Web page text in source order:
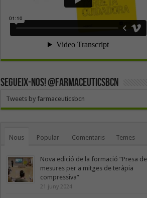
SEGUEIX-NOS! @farmaceuticsbcn
Tweets by farmaceuticsbcn
Nous Popular Comentaris Temes
Nova edició de la formació “Presa de
mesures per a mitges de teràpia
compressiva”
21 juny 2024